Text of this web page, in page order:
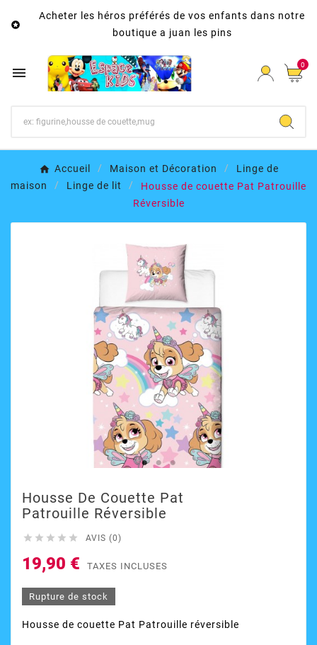

Acheter les héros préférés de vos enfants dans notre
boutique a juan les pins
 0
Accueil Maison et Décoration
Linge de
maison
Linge de lit
Housse de couette Pat Patrouille
Réversible
Housse De Couette Pat
Patrouille Réversible
     AVIS (0)
19,90 € TAXES INCLUSES
Rupture de stock
Housse de couette Pat Patrouille réversible